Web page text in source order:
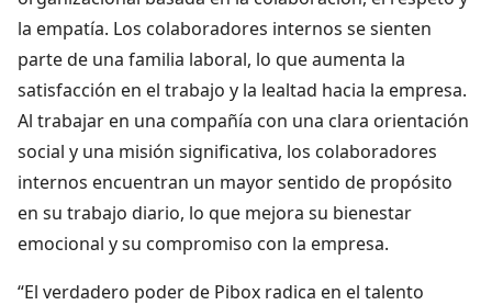
la empatía. Los colaboradores internos se sienten
parte de una familia laboral, lo que aumenta la
satisfacción en el trabajo y la lealtad hacia la empresa.
Al trabajar en una compañía con una clara orientación
social y una misión significativa, los colaboradores
internos encuentran un mayor sentido de propósito
en su trabajo diario, lo que mejora su bienestar
emocional y su compromiso con la empresa.
“El verdadero poder de Pibox radica en el talento